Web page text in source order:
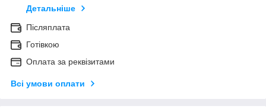
Детальніше
Післяплата
Готівкою
Оплата за реквізитами
Всі умови оплати